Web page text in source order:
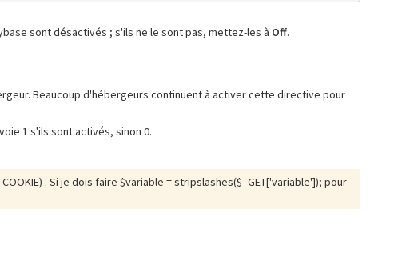
sont désactivés ; s'ils ne le sont pas, mettez-les à Off.
Beaucoup d'hébergeurs continuent à activer cette directive pour
1 s'ils sont activés, sinon 0.
. Si je dois faire $variable = stripslashes($_GET['variable']); pour